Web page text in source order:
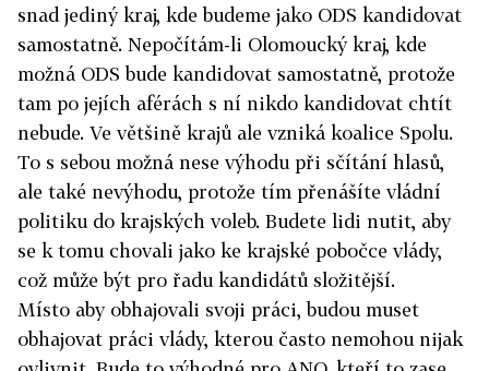
snad jediný kraj, kde budeme jako ODS kandidovat
samostatně. Nepočítám-li Olomoucký kraj, kde
možná ODS bude kandidovat samostatně, protože
tam po jejích aférách s ní nikdo kandidovat chtít
nebude. Ve většině krajů ale vzniká koalice Spolu.
To s sebou možná nese výhodu při sčítání hlasů,
ale také nevýhodu, protože tím přenášíte vládní
politiku do krajských voleb. Budete lidi nutit, aby
se k tomu chovali jako ke krajské pobočce vlády,
což může být pro řadu kandidátů složitější.
Místo aby obhajovali svoji práci, budou muset
obhajovat práci vlády, kterou často nemohou nijak